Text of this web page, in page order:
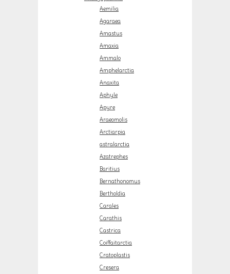
Aemilia
Agaraea
Amastus
Amaxia
Ammalo
Amphelarctia
Anaxita
Aphyle
Apyre
Araeomolis
Arctiarpia
astralarctia
Azatrephes
Baritius
Bernathonomus
Bertholdia
Carales
Carathis
Castrica
Coiffaitarctia
Cratoplastis
Cresera